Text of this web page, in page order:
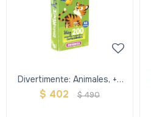
Divertimente: Animales, +6
Años
$ 402 $490